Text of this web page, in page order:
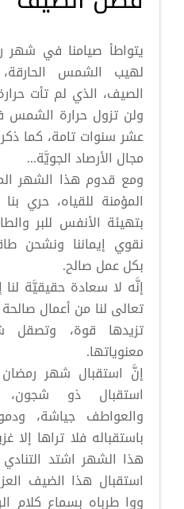
يتواطأ صيامنا في شهر
لهيب الشمس
الصيف، الذي لم تأت
ولن تزول حرارة الشمس
عشر سنوات تامة، كما
مجال الأرصاد الجويَّة...
ومع قدوم هذا الشهر
المؤمنة للقياه، حري
بتهيئة الأنفس للبر
نقوي إيماننا ونشحن
بكل عمل صالح.
إنَّه لا سعادة حقيقيَّة لنا
تعالى لنا من أعمال
تزيدها قوة، وتصقل
معنوياتها.
إنَّ استقبال شهر رمضان
استقبال ذو شجون،
والعواطف جياشة،
باستقباله فلا تراها إلا
هذا الشهر اشتد
استقبال هذا الضيف
ووا طرباه بسماع كلام